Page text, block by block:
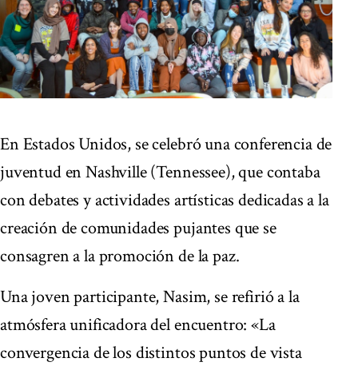
En Estados Unidos, se celebró una conferencia de
juventud en Nashville (Tennessee), que contaba
con debates y actividades artísticas dedicadas a la
creación de comunidades pujantes que se
consagren a la promoción de la paz.
Una joven participante, Nasim, se refirió a la
atmósfera unificadora del encuentro: «La
convergencia de los distintos puntos de vista